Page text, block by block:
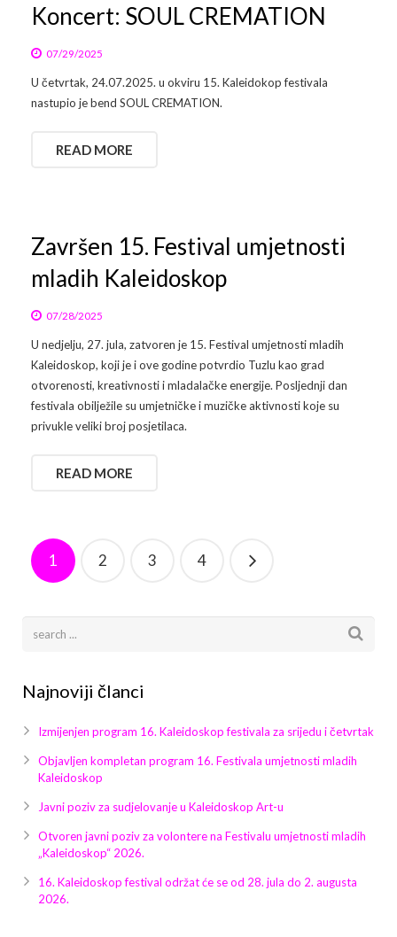
Koncert: SOUL CREMATION
07/29/2025
U četvrtak, 24.07.2025. u okviru 15. Kaleidokop festivala
nastupio je bend SOUL CREMATION.
READ MORE
Završen 15. Festival umjetnosti
mladih Kaleidoskop
07/28/2025
U nedjelju, 27. jula, zatvoren je 15. Festival umjetnosti mladih
Kaleidoskop, koji je i ove godine potvrdio Tuzlu kao grad
otvorenosti, kreativnosti i mladalačke energije. Posljednji dan
festivala obilježile su umjetničke i muzičke aktivnosti koje su
privukle veliki broj posjetilaca.
READ MORE
1 2 3 4
Najnoviji članci
Izmijenjen program 16. Kaleidoskop festivala za srijedu i četvrtak
Objavljen kompletan program 16. Festivala umjetnosti mladih
Kaleidoskop
Javni poziv za sudjelovanje u Kaleidoskop Art-u
Otvoren javni poziv za volontere na Festivalu umjetnosti mladih
„Kaleidoskop“ 2026.
16. Kaleidoskop festival održat će se od 28. jula do 2. augusta
2026.